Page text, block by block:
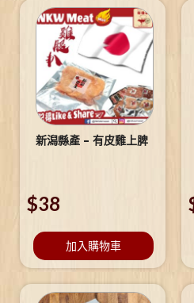
新潟縣產 – 有皮雞上脾
$38
加入購物車